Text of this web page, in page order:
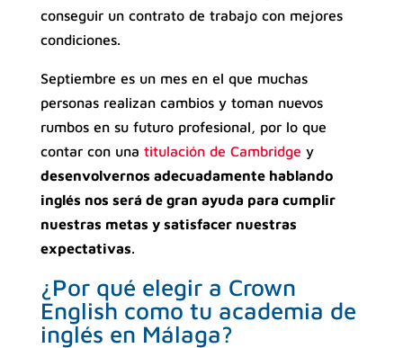
conseguir un contrato de trabajo con mejores
condiciones.
Septiembre es un mes en el que muchas
personas realizan cambios y toman nuevos
rumbos en su futuro profesional, por lo que
contar con una titulación de Cambridge y
desenvolvernos adecuadamente hablando
inglés nos será de gran ayuda para cumplir
nuestras metas y satisfacer nuestras
expectativas.
¿Por qué elegir a Crown
English como tu academia de
inglés en Málaga?